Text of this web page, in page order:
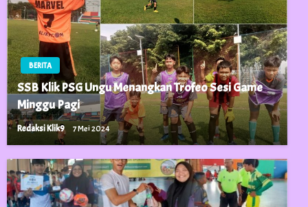
BERITA
SSB Klik PSG Ungu Menangkan Trofeo Sesi Game
Minggu Pagi
Redaksi Klik9 7 Mei 2024